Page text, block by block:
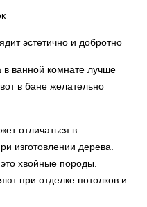
эстетично и добротно
ванной комнате лучше
в бане желательно
отличаться в
изготовлении дерева.
хвойные породы.
при отделке потолков и